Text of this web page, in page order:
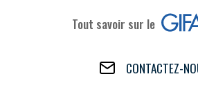
Tout savoir sur le
CONTACTEZ-